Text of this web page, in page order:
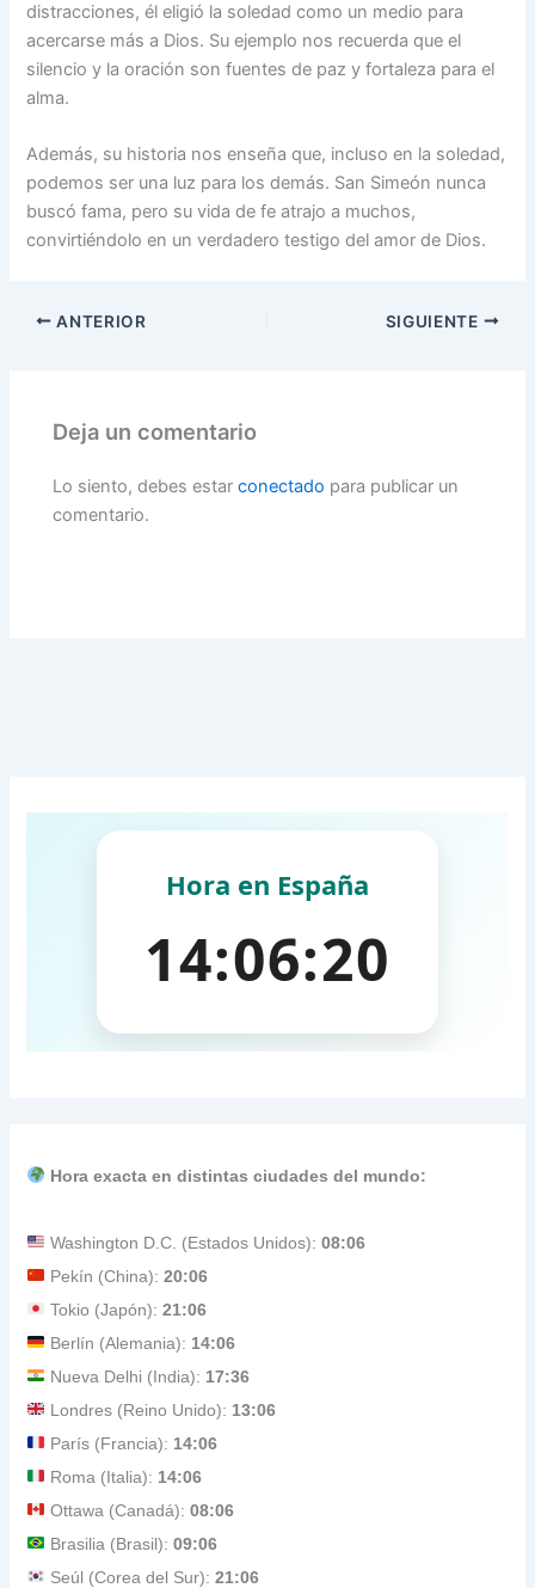
distracciones, él eligió la soledad como un medio para
acercarse más a Dios. Su ejemplo nos recuerda que el
silencio y la oración son fuentes de paz y fortaleza para el
alma.
Además, su historia nos enseña que, incluso en la soledad,
podemos ser una luz para los demás. San Simeón nunca
buscó fama, pero su vida de fe atrajo a muchos,
convirtiéndolo en un verdadero testigo del amor de Dios.
ANTERIOR SIGUIENTE
Deja un comentario
Lo siento, debes estarconectado para publicar un
comentario.
Hora exacta en distintas ciudades del mundo:
Washington D.C. (Estados Unidos):08:06
Pekín (China):20:06
Tokio (Japón):21:06
Berlín (Alemania): 14:06
Nueva Delhi (India): 17:36
Londres (Reino Unido): 13:06
París (Francia): 14:06
Roma (Italia): 14:06
Ottawa (Canadá):08:06
Brasilia (Brasil):09:06
Seúl (Corea del Sur):21:06